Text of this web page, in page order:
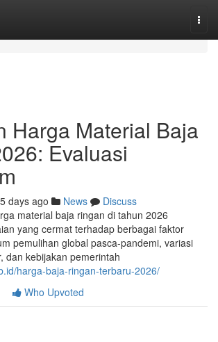
Harga Material Baja
Evaluasi
days ago News
Discuss
material baja ringan di tahun 2026
yang cermat terhadap berbagai faktor
pemulihan global pasca-pandemi, variasi
dan kebijakan pemerintah
harga-baja-ringan-terbaru-2026/
Who Upvoted